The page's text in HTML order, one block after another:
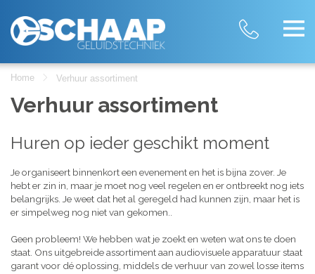
Home Verhuur assortiment
Verhuur assortiment
Huren op ieder geschikt moment
Je organiseert binnenkort een evenement en het is bijna zover. Je
hebt er zin in, maar je moet nog veel regelen en er ontbreekt nog iets
belangrijks. Je weet dat het al geregeld had kunnen zijn, maar het is
er simpelweg nog niet van gekomen..
Geen probleem! We hebben wat je zoekt en weten wat ons te doen
staat. Ons uitgebreide assortiment aan audiovisuele apparatuur staat
garant voor dé oplossing, middels de verhuur van zowel losse items